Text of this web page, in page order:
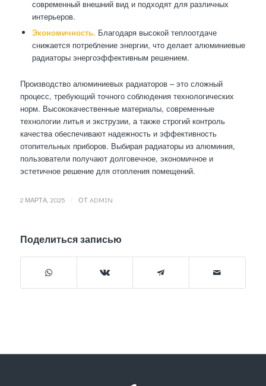
современный внешний вид и подходят для различных
интерьеров.
Экономичность. Благодаря высокой теплоотдаче
снижается потребление энергии, что делает алюминиевые
радиаторы энергоэффективным решением.
Производство алюминиевых радиаторов – это сложный
процесс, требующий точного соблюдения технологических
норм. Высококачественные материалы, современные
технологии литья и экструзии, а также строгий контроль
качества обеспечивают надежность и эффективность
отопительных приборов. Выбирая радиаторы из алюминия,
пользователи получают долговечное, экономичное и
эстетичное решение для отопления помещений.
2 МАРТА, 2025 ОТ ADMIN
Поделиться записью